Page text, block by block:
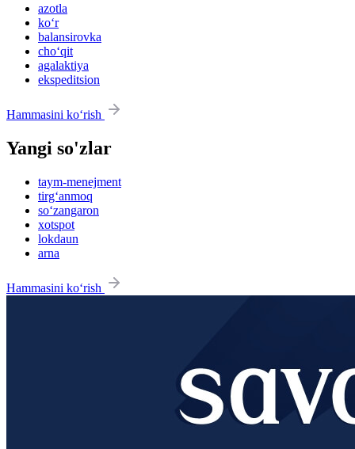
azotla
ko‘r
balansirovka
cho‘qit
agalaktiya
ekspeditsion
Hammasini ko‘rish
Yangi so'zlar
taym-menejment
tirg‘anmoq
so‘zangaron
xotspot
lokdaun
arna
Hammasini ko‘rish